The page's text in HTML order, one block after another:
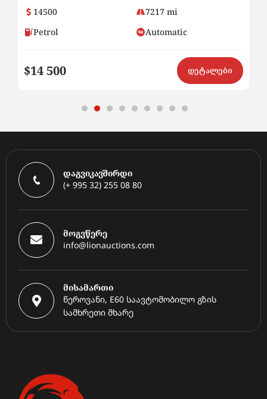
14500
7217 mi
Petrol
Automatic
$14 500 დეტალები
დაგვიკავშირდი
(+ 995 32) 255 08 80
მოგვწერე
info@lionauctions.com
მისამართი
წეროვანი, E60 საავტომობილო გზის
სამხრეთი მხარე